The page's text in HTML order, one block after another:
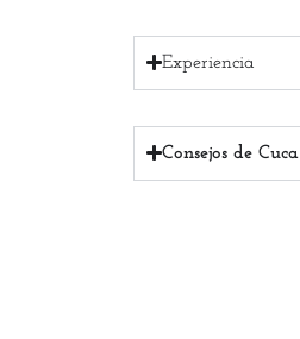
Experiencia
Consejos de Cuca